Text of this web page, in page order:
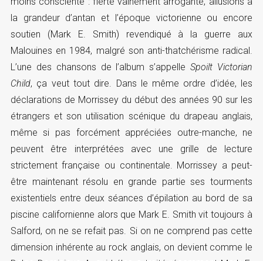
la grandeur d’antan et l’époque victorienne ou encore
soutien (Mark E. Smith) revendiqué à la guerre aux
Malouines en 1984, malgré son anti-thatchérisme radical.
L’une des chansons de l’album s’appelleSpoilt Victorian
Child, ça veut tout dire. Dans le même ordre d’idée, les
déclarations de Morrissey du début des années 90 sur les
étrangers et son utilisation scénique du drapeau anglais,
même si pas forcément appréciées outre-manche, ne
peuvent être interprétées avec une grille de lecture
strictement française ou continentale. Morrissey a peut-
être maintenant résolu en grande partie ses tourments
existentiels entre deux séances d’épilation au bord de sa
piscine californienne alors que Mark E. Smith vit toujours à
Salford, on ne se refait pas. Si on ne comprend pas cette
dimension inhérente au rock anglais, on devient comme le